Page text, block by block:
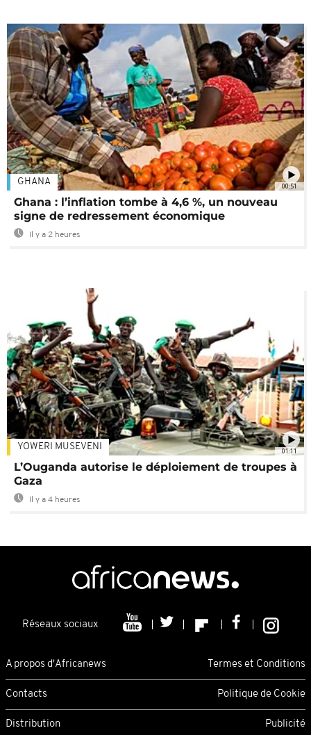
00:51
GHANA
Ghana : l’inflation tombe à 4,6 %, un nouveau
signe de redressement économique
Il y a 2 heures
01:11
YOWERI MUSEVENI
L’Ouganda autorise le déploiement de troupes à
Gaza
Il y a 4 heures
Réseaux sociaux
A propos d'Africanews Termes et Conditions
Contacts Politique de Cookie
Distribution Publicité